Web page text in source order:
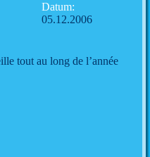
Datum:
05.12.2006
tout au long de l’année